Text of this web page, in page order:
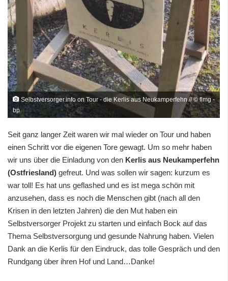
Selbstversorger.info on Tour - die Kerlis aus Neukamperfehn // © flmg -
bp
Seit ganz langer Zeit waren wir mal wieder on Tour und haben
einen Schritt vor die eigenen Tore gewagt. Um so mehr haben
wir uns über die Einladung von den Kerlis aus Neukamperfehn
(Ostfriesland) gefreut. Und was sollen wir sagen: kurzum es
war toll! Es hat uns geflashed und es ist mega schön mit
anzusehen, dass es noch die Menschen gibt (nach all den
Krisen in den letzten Jahren) die den Mut haben ein
Selbstversorger Projekt zu starten und einfach Bock auf das
Thema Selbstversorgung und gesunde Nahrung haben. Vielen
Dank an die Kerlis für den Eindruck, das tolle Gespräch und den
Rundgang über ihren Hof und Land…Danke!